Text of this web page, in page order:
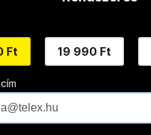
Ft 19 990 Ft